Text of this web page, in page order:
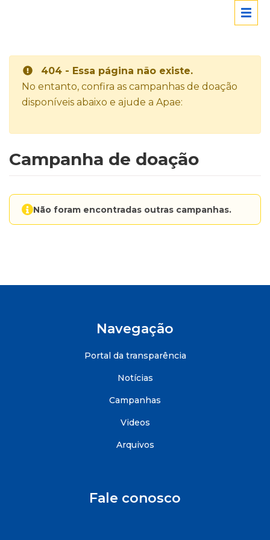
404 - Essa página não existe.
No entanto, confira as campanhas de doação
disponíveis abaixo e ajude a Apae:
Campanha de doação
Não foram encontradas outras campanhas.
Navegação
Portal da transparência
Notícias
Campanhas
Videos
Arquivos
Fale conosco